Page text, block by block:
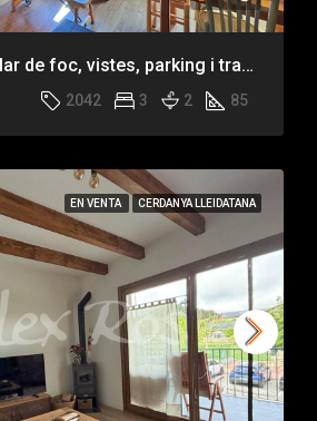
ÀTIC a PRATS, llar de foc, vistes, parking i traster
2042 3 2 85
EN VENTA CERDANYA LLEIDATANA